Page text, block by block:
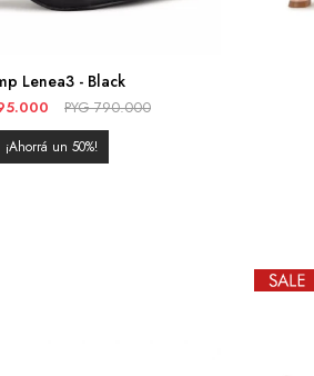
Lenea3 - Black
PYG 790.000
50